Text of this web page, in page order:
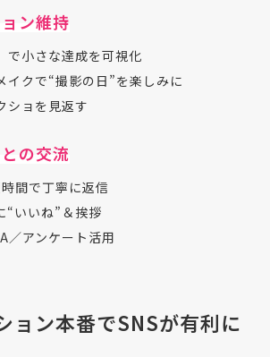
ン維持
で小さな達成を可視化
イクで“撮影の日”を楽しみに
ショを見返す
の交流
間で丁寧に返信
“いいね”＆挨拶
／アンケート活用
ョン本番でSNSが有利に